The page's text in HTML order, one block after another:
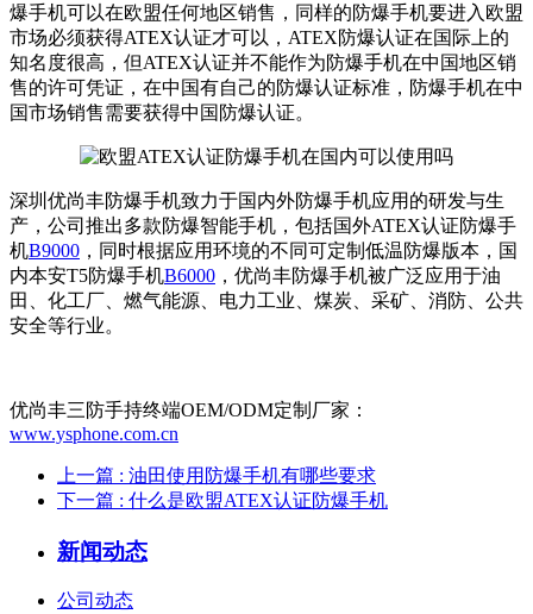
爆手机可以在欧盟任何地区销售，同样的防爆手机要进入欧盟
市场必须获得ATEX认证才可以，ATEX防爆认证在国际上的
知名度很高，但ATEX认证并不能作为防爆手机在中国地区销
售的许可凭证，在中国有自己的防爆认证标准，防爆手机在中
国市场销售需要获得中国防爆认证。
深圳优尚丰防爆手机致力于国内外防爆手机应用的研发与生
产，公司推出多款防爆智能手机，包括国外ATEX认证防爆手
机B9000 ，同时根据应用环境的不同可定制低温防爆版本，国
内本安T5防爆手机B6000 ，优尚丰防爆手机被广泛应用于油
田、化工厂、燃气能源、电力工业、煤炭、采矿、消防、公共
安全等行业。
优尚丰三防手持终端OEM/ODM定制厂家：
www.ysphone.com.cn
上一篇 : 油田使用防爆手机有哪些要求
下一篇 : 什么是欧盟ATEX认证防爆手机
新闻动态
公司动态